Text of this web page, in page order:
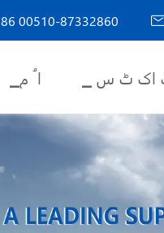
00510-87332860
▁ا ُ م ٹ اک ٹ س